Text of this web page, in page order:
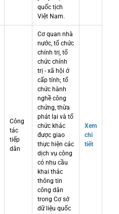
quốc tịch
Việt Nam.
Công
tác
tiếp
dân
Cơ quan nhà
nước, tổ chức
chính trị, tổ
chức chính
trị - xã hội ở
cấp tỉnh; tổ
chức hành
nghề công
chứng, thừa
phát lại và tổ
chức khác
được giao
thực hiện các
dịch vụ công
có nhu cầu
khai thác
thông tin
công dân
trong Cơ sở
dữ liệu quốc
Xem
chi
tiết